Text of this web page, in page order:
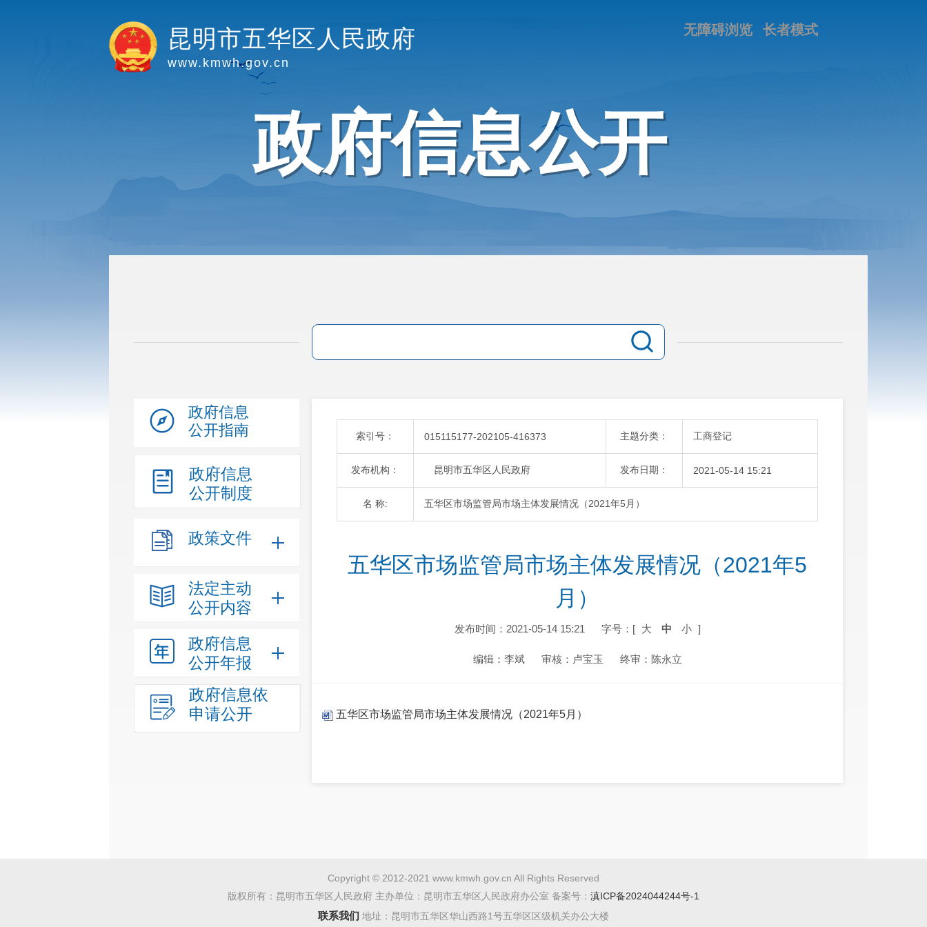
昆明市五华区人民政府
www.kmwh.gov.cn
长者模式
无障碍浏览
政府信息公开
政府信息
公开指南
政府信息
公开制度
政策文件
法定主动
公开内容
政府信息
公开年报
政府信息依
申请公开
索引号： 015115177-202105-416373 主题分类： 工商登记
发布机构： 昆明市五华区人民政府 发布日期： 2021-05-14 15:21
名 称: 五华区市场监管局市场主体发展情况（2021年5月）
五华区市场监管局市场主体发展情况（2021年5
月）
发布时间：2021-05-14 15:21 字号：[ 大 中 小 ]
编辑：李斌 审核：卢宝玉 终审：陈永立
五华区市场监管局市场主体发展情况（2021年5月）
Copyright © 2012-2021 www.kmwh.gov.cn All Rights Reserved
版权所有：昆明市五华区人民政府 主办单位：昆明市五华区人民政府办公室 备案号： 滇ICP备2024044244号-1
联系我们 地址：昆明市五华区华山西路1号五华区区级机关办公大楼